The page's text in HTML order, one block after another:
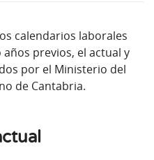
calendarios laborales
previos, el actual y
por el Ministerio del
de Cantabria.